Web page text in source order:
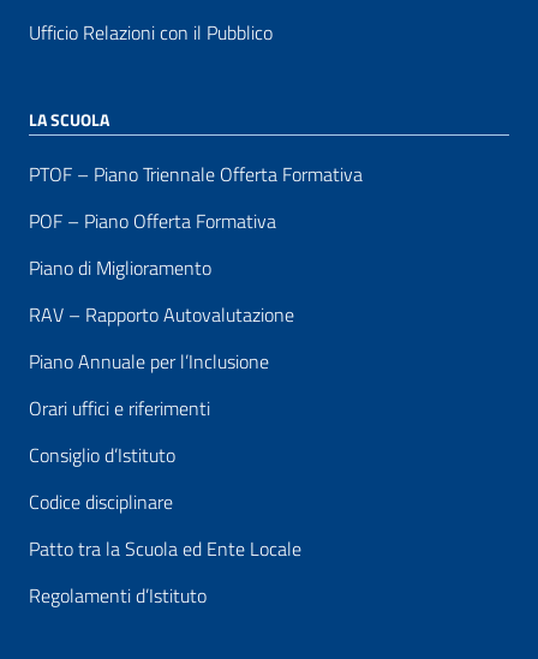
Ufficio Relazioni con il Pubblico
LA SCUOLA
PTOF – Piano Triennale Offerta Formativa
POF – Piano Offerta Formativa
Piano di Miglioramento
RAV – Rapporto Autovalutazione
Piano Annuale per l’Inclusione
Orari uffici e riferimenti
Consiglio d’Istituto
Codice disciplinare
Patto tra la Scuola ed Ente Locale
Regolamenti d’Istituto